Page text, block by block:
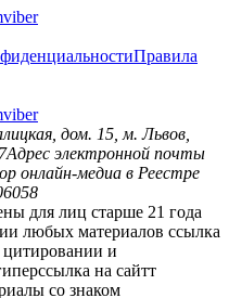
viber
Правила
viber
дом. 15, м. Львов,
Адрес электронной почты
онлайн-медиа в Реестре
для лиц старше 21 года
любых материалов ссылка
и
на сайтт
со знаком